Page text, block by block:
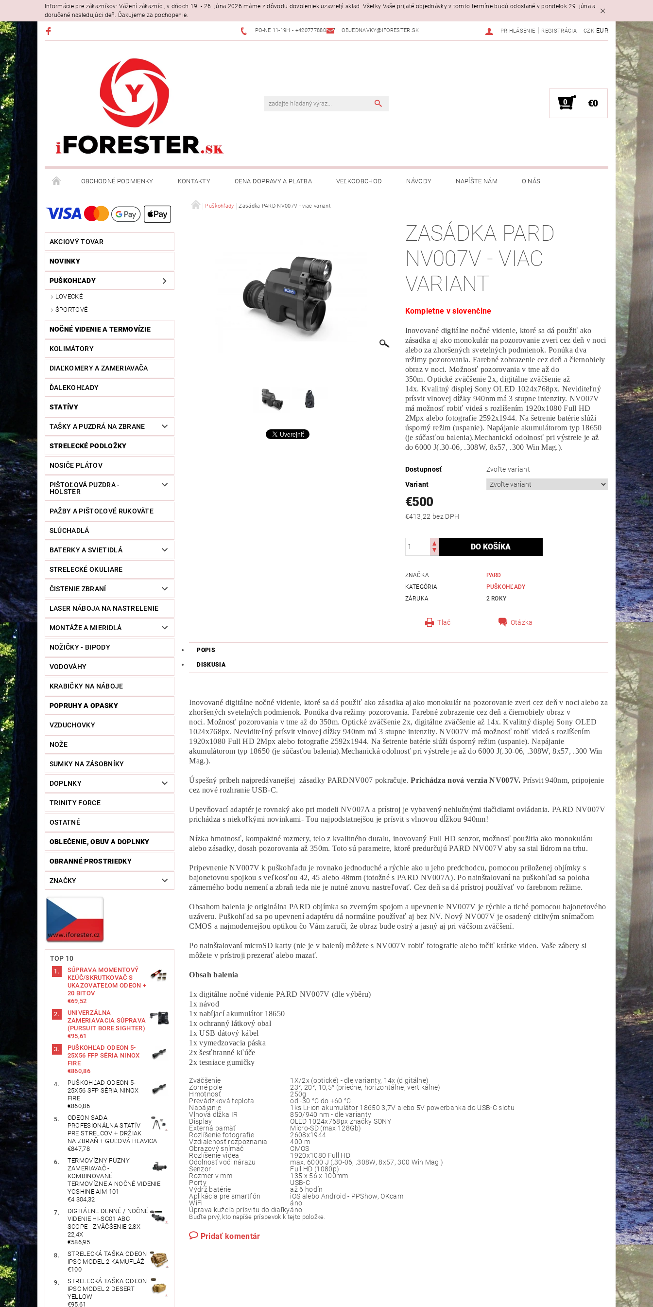
Informácie pre zákazníkov: Vážení zákazníci, v dňoch 19. - 26. júna 2026 máme z dôvodu dovoleniek uzavretý sklad. Všetky Vaše prijaté objednávky v tomto termíne budú odoslané v pondelok 29. júna a
doručené nasledujúci deň. Ďakujeme za pochopenie.
PO-NE 11-19H - +420777880397 OBJEDNAVKY@IFORESTER.SK CZK EUR
PRIHLÁSENIE REGISTRÁCIA
0 €0
OBCHODNÉ PODMIENKY KONTAKTY CENA DOPRAVY A PLATBA VEĽKOOBCHOD NÁVODY NAPÍŠTE NÁM O NÁS
AKCIOVÝ TOVAR
NOVINKY
PUŠKOHĽADY
LOVECKÉ
ŠPORTOVÉ
NOČNÉ VIDENIE A TERMOVÍZIE
KOLIMÁTORY
DIAĽKOMERY A ZAMERIAVAČA
ĎALEKOHĽADY
STATÍVY
TAŠKY A PUZDRÁ NA ZBRANE
STRELECKÉ PODLOŽKY
NOSIČE PLÁTOV
PIŠTOĽOVÁ PUZDRA -
HOLSTER
PAŽBY A PIŠTOĽOVÉ RUKOVÄTE
SLÚCHADLÁ
BATERKY A SVIETIDLÁ
STRELECKÉ OKULIARE
ČISTENIE ZBRANÍ
LASER NÁBOJA NA NASTRELENIE
MONTÁŽE A MIERIDLÁ
NOŽIČKY - BIPODY
VODOVÁHY
KRABIČKY NA NÁBOJE
POPRUHY A OPASKY
VZDUCHOVKY
NOŽE
SUMKY NA ZÁSOBNÍKY
DOPLNKY
TRINITY FORCE
OSTATNÉ
OBLEČENIE, OBUV A DOPLNKY
OBRANNÉ PROSTRIEDKY
ZNAČKY
TOP 10
SÚPRAVA MOMENTOVÝ
KĽÚČ/SKRUTKOVAČ S
UKAZOVATEĽOM ODEON +
20 BITOV
€69,52
UNIVERZÁLNA
ZAMERIAVACIA SÚPRAVA
(PURSUIT BORE SIGHTER)
€95,61
PUŠKOHĽAD ODEON 5-
25X56 FFP SÉRIA NINOX
FIRE
€860,86
PUŠKOHĽAD ODEON 5-
25X56 SFP SÉRIA NINOX
FIRE
€860,86
ODEON SADA
PROFESIONÁLNA STATÍV
PRE STRELCOV + DRŽIAK
NA ZBRAŇ + GUĽOVÁ HLAVICA
€847,78
TERMOVÍZNY FÚZNY
ZAMERIAVAČ -
KOMBINOVANÉ
TERMOVÍZNE A NOČNÉ VIDENIE
YOSHINE AIM 101
€4 304,32
DIGITÁLNE DENNÉ / NOČNÉ
VIDENIE HI-SC01 ABC
SCOPE - ZVÄČŠENIE 2,8X -
22,4X
€586,95
STRELECKÁ TAŠKA ODEON
IPSC MODEL 2 KAMUFLÁŽ
€100
STRELECKÁ TAŠKA ODEON
IPSC MODEL 2 DESERT
YELLOW
€95,61
Puškohľady Zasádka PARD NV007V - viac variant
ZASÁDKA PARD
NV007V - VIAC
VARIANT
Kompletne v slovenčine
Inovované digitálne nočné videnie, ktoré sa dá použiť ako
zásadka aj ako monokulár na pozorovanie zveri cez deň v noci
alebo za zhoršených svetelných podmienok. Ponúka dva
režimy pozorovania. Farebné zobrazenie cez deň a čiernobiely
obraz v noci. Možnosť pozorovania v tme až do
350m. Optické zväčšenie 2x, digitálne zväčšenie až
14x. Kvalitný displej Sony OLED 1024x768px. Neviditeľný
prísvit vlnovej dĺžky 940nm má 3 stupne intenzity. NV007V
má možnosť robiť videá s rozlíšením 1920x1080 Full HD
2Mpx alebo fotografie 2592x1944. Na šetrenie batérie slúži
úsporný režim (uspanie). Napájanie akumulátorom typ 18650
(je súčasťou balenia).Mechanická odolnosť pri výstrele je až
do 6000 J(.30-06, .308W, 8x57, .300 Win Mag.).
Dostupnosť
Zvoľte variant
Variant
€500
€413,22 bez DPH
ZNAČKA
PARD
KATEGÓRIA
PUŠKOHĽADY
ZÁRUKA
2 ROKY
Tlač Otázka
POPIS
DISKUSIA
Inovované digitálne nočné videnie, ktoré sa dá použiť ako zásadka aj ako monokulár na pozorovanie zveri cez deň v noci alebo za
zhoršených svetelných podmienok. Ponúka dva režimy pozorovania. Farebné zobrazenie cez deň a čiernobiely obraz v
noci. Možnosť pozorovania v tme až do 350m. Optické zväčšenie 2x, digitálne zväčšenie až 14x. Kvalitný displej Sony OLED
1024x768px. Neviditeľný prísvit vlnovej dĺžky 940nm má 3 stupne intenzity. NV007V má možnosť robiť videá s rozlíšením
1920x1080 Full HD 2Mpx alebo fotografie 2592x1944. Na šetrenie batérie slúži úsporný režim (uspanie). Napájanie
akumulátorom typ 18650 (je súčasťou balenia).Mechanická odolnosť pri výstrele je až do 6000 J(.30-06, .308W, 8x57, .300 Win
Mag.).
Úspešný príbeh najpredávanejšej zásadky PARDNV007 pokračuje.Prichádza nová verzia NV007V. Prísvit 940nm, pripojenie
cez nové rozhranie USB-C.
Upevňovací adaptér je rovnaký ako pri modeli NV007A a prístroj je vybavený nehlučnými tlačidlami ovládania. PARD NV007V
prichádza s niekoľkými novinkami- Tou najpodstatnejšou je prísvit s vlnovou dĺžkou 940nm!
Nízka hmotnosť, kompaktné rozmery, telo z kvalitného duralu, inovovaný Full HD senzor, možnosť použitia ako monokuláru
alebo zásadky, dosah pozorovania až 350m. Toto sú parametre, ktoré predurčujú PARD NV007V aby sa stal lídrom na trhu.
Pripevnenie NV007V k puškohľadu je rovnako jednoduché a rýchle ako u jeho predchodcu, pomocou priloženej objímky s
bajonetovou spojkou s veľkosťou 42, 45 alebo 48mm (totožné s PARD NV007A). Po nainštalovaní na puškohľad sa poloha
zámerného bodu nemení a zbraň teda nie je nutné znovu nastreľovať. Cez deň sa dá prístroj používať vo farebnom režime.
Obsahom balenia je originálna PARD objímka so zverným spojom a upevnenie NV007V je rýchle a tiché pomocou bajonetového
uzáveru. Puškohľad sa po upevnení adaptéru dá normálne používať aj bez NV. Nový NV007V je osadený citlivým snímačom
CMOS a najmodernejšou optikou čo Vám zaručí, že obraz bude ostrý a jasný aj pri väčšom zväčšení.
Po nainštalovaní microSD karty (nie je v balení) môžete s NV007V robiť fotografie alebo točiť krátke video. Vaše zábery si
môžete v prístroji prezerať alebo mazať.
Obsah balenia
1x digitálne nočné videnie PARD NV007V (dle výběru)
1x návod
1x nabíjací akumulátor 18650
1x ochranný látkový obal
1x USB dátový kábel
1x vymedzovacia páska
2x šesťhranné kľúče
2x tesniace gumičky
Zväčšenie
1X/2x (optické) - dle varianty, 14x (digitálne)
Zorné pole
23°, 20°, 10,5° (priečne, horizontálne, vertikálne)
Hmotnosť
250g
Prevádzková teplota
od -30 °C do +60 °C
Napájanie
1ks Li-ion akumulátor 18650 3,7V alebo 5V powerbanka do USB-C slotu
Vlnová dĺžka IR
850/940 nm - dle varianty
Display
OLED 1024x768px značky SONY
Externá pamäť
Micro-SD (max 128Gb)
Rozlíšenie fotografie
2608x1944
Vzdialenosť rozpoznania
400 m
Obrazový snímač
CMOS
Rozlíšenie videa
1920x1080 Full HD
Odolnosť voči nárazu
max. 6000 J (.30-06, .308W, 8x57, 300 Win Mag.)
Senzor
Full HD (1080p)
Rozmer v mm
135 x 56 x 100mm
Porty
USB-C
Výdrž batérie
až 6 hodín
Aplikácia pre smartfón
iOS alebo Android - PPShow, OKcam
WiFi
áno
Úprava kužeľa prísvitu do diaľkyáno
Buďte prvý, kto napíše príspevok k tejto položke.
Pridať komentár